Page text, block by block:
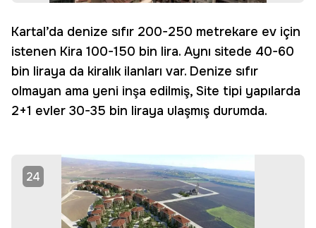
Kartal’da denize sıfır 200-250 metrekare ev için
istenen Kira 100-150 bin lira. Aynı sitede 40-60
bin liraya da kiralık ilanları var. Denize sıfır
olmayan ama yeni inşa edilmiş, Site tipi yapılarda
2+1 evler 30-35 bin liraya ulaşmış durumda.
24